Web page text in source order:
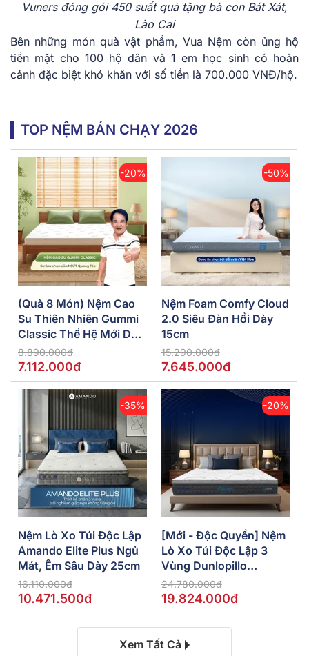
Vuners đóng gói 450 suất quà tặng bà con Bát Xát,
Lào Cai
Bên những món quà vật phẩm, Vua Nệm còn ủng hộ
tiền mặt cho 100 hộ dân và 1 em học sinh có hoàn
cảnh đặc biệt khó khăn với số tiền là 700.000 VNĐ/hộ.
TOP NỆM BÁN CHẠY 2026
-20%
(Quà 8 Món) Nệm Cao
Su Thiên Nhiên Gummi
Classic Thế Hệ Mới Dày
5/10/15cm
8.890.000đ
7.112.000đ
-50%
Nệm Foam Comfy Cloud
2.0 Siêu Đàn Hồi Dày
15cm
15.290.000đ
7.645.000đ
-35%
Nệm Lò Xo Túi Độc Lập
Amando Elite Plus Ngủ
Mát, Êm Sâu Dày 25cm
16.110.000đ
10.471.500đ
-20%
[Mới - Độc Quyền] Nệm
Lò Xo Túi Độc Lập 3
Vùng Dunlopillo
De.Stress Powerful
24.780.000đ
19.824.000đ
Xem Tất Cả